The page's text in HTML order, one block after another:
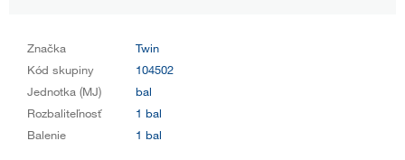
Značka
Twin
Kód skupiny
104502
Jednotka (MJ)
bal
Rozbaliteľnosť
1 bal
Balenie
1 bal